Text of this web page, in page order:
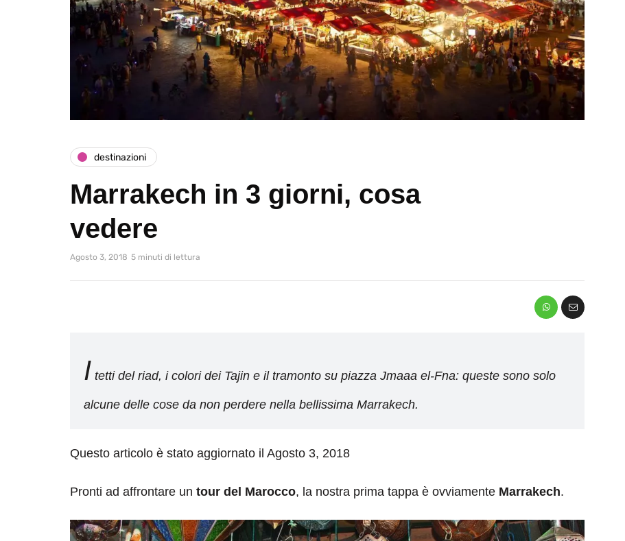
destinazioni
Marrakech in 3 giorni, cosa
vedere
Agosto 3, 2018 5 minuti di lettura
I tetti del riad, i colori dei Tajin e il tramonto su piazza Jmaaa el-Fna: queste sono solo
alcune delle cose da non perdere nella bellissima Marrakech.
Questo articolo è stato aggiornato il Agosto 3, 2018
Pronti ad affrontare un tour del Marocco, la nostra prima tappa è ovviamente Marrakech.